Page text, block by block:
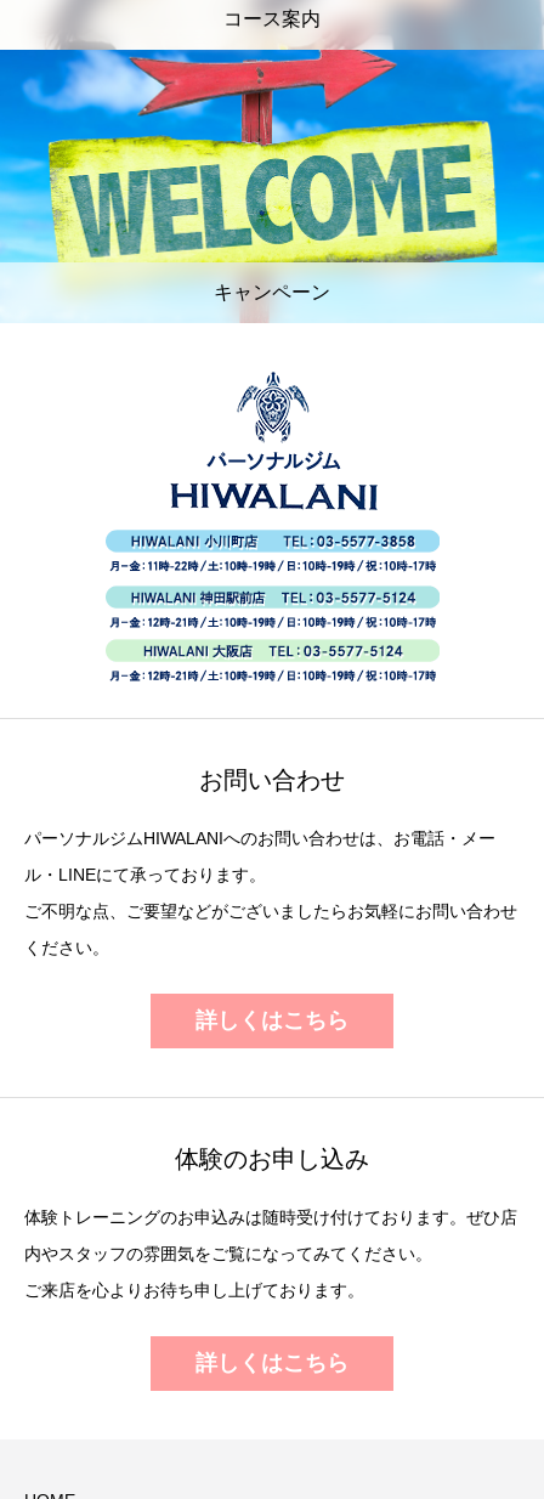
コース案内
キャンペーン
お問い合わせ
パーソナルジムHIWALANIへのお問い合わせは、お電話・メー
ル・LINEにて承っております。
ご不明な点、ご要望などがございましたらお気軽にお問い合わせ
ください。
詳しくはこちら
体験のお申し込み
体験トレーニングのお申込みは随時受け付けております。ぜひ店
内やスタッフの雰囲気をご覧になってみてください。
ご来店を心よりお待ち申し上げております。
詳しくはこちら